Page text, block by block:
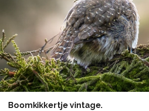
Boomkikkertje vintage.